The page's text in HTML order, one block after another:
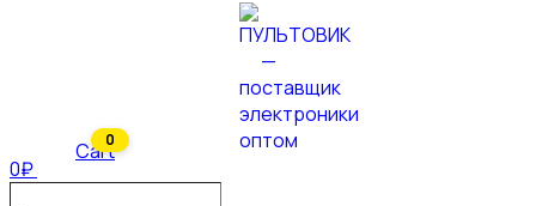
0₽
0
Cart